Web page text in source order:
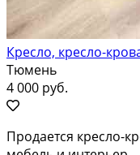
Кресло, кресло-
Тюмень
4 000 руб.
Продается кресло-